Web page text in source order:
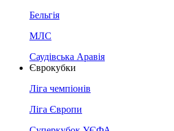
Бельгія
МЛС
Саудівська Аравія
Єврокубки
Ліга чемпіонів
Ліга Європи